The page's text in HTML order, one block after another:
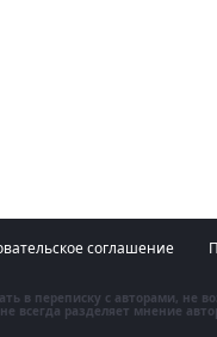
соглашение
в переписку с авторами, не
всегда разделяет мнение